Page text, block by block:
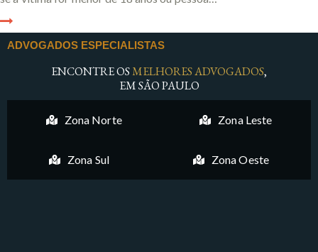
ADVOGADOS ESPECIALISTAS
ENCONTRE OSMELHORES ADVOGADOS,
EM SÃO PAULO
Zona Norte Zona Leste
Zona Sul Zona Oeste